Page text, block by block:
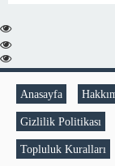
Anasayfa
Gizlilik Politikası
Topluluk Kuralları